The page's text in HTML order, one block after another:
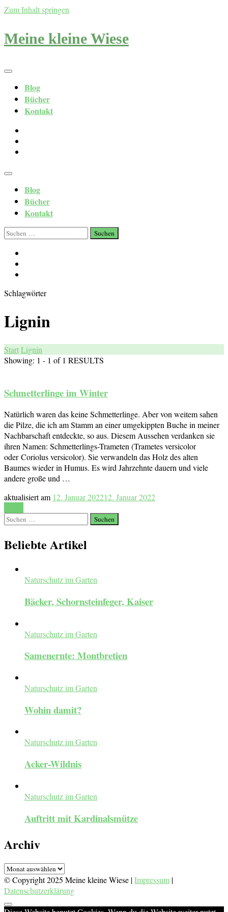
Zum Inhalt springen
Meine kleine Wiese
Blog
Bücher
Kontakt
Blog
Bücher
Kontakt
Suchen
nach:
Schlagwörter
Lignin
StartLignin
Showing: 1 - 1 of 1 RESULTS
Schmetterlinge im Winter
Natürlich waren das keine Schmetterlinge. Aber von weitem sahen
die Pilze, die ich am Stamm an einer umgekippten Buche in meiner
Nachbarschaft entdeckte, so aus. Diesem Aussehen verdanken sie
ihren Namen: Schmetterlings-Trameten (Trametes versicolor
oder Coriolus versicolor). Sie verwandeln das Holz des alten
Baumes wieder in Humus. Es wird Jahrzehnte dauern und viele
andere große und …
aktualisiert am 12. Januar 202212. Januar 2022
Suchen
nach:
Beliebte Artikel
Naturschutz im Garten
Bäcker, Schornsteinfeger, Kaiser
Naturschutz im Garten
Samenernte: Montbretien
Naturschutz im Garten
Wohin damit?
Naturschutz im Garten
Acker-Wildnis
Naturschutz im Garten
Auftritt mit Kardinalsmütze
Archiv
Archiv
© Copyright 2025 Meine kleine Wiese |Impressum |
Datenschutzerklärung